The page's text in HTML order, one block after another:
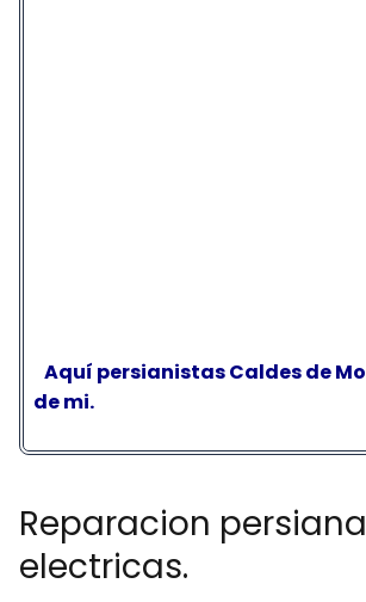
Aquí persianistas Caldes de
de mi.
Reparacion
electricas.